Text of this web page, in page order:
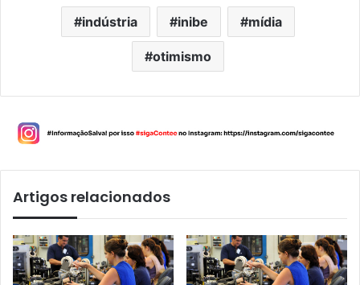
indústria inibe mídia
otimismo
Artigos relacionados